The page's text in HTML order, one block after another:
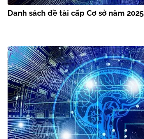
Danh sách đề tài cấp Cơ sở năm 2025